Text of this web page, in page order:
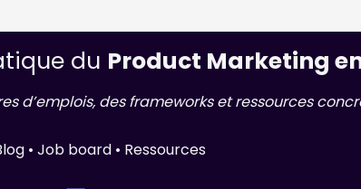
du Product Marketing
d’emplois, des frameworks et ressources
• Job board • Ressources